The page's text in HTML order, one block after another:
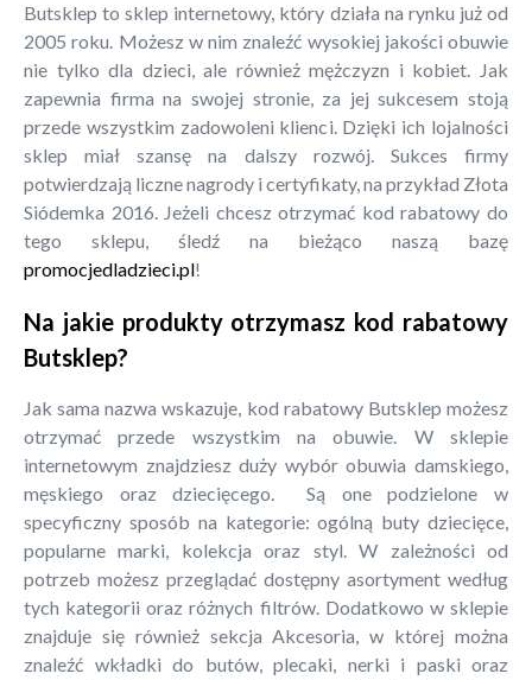
Butsklep to sklep internetowy, który działa na rynku już od
2005 roku. Możesz w nim znaleźć wysokiej jakości obuwie
nie tylko dla dzieci, ale również mężczyzn i kobiet. Jak
zapewnia firma na swojej stronie, za jej sukcesem stoją
przede wszystkim zadowoleni klienci. Dzięki ich lojalności
sklep miał szansę na dalszy rozwój. Sukces firmy
potwierdzają liczne nagrody i certyfikaty, na przykład Złota
Siódemka 2016. Jeżeli chcesz otrzymać kod rabatowy do
tego sklepu, śledź na bieżąco naszą bazę
promocjedladzieci.pl!
Na jakie produkty otrzymasz kod rabatowy
Butsklep?
Jak sama nazwa wskazuje, kod rabatowy Butsklep możesz
otrzymać przede wszystkim na obuwie. W sklepie
internetowym znajdziesz duży wybór obuwia damskiego,
męskiego oraz dziecięcego. Są one podzielone w
specyficzny sposób na kategorie: ogólną buty dziecięce,
popularne marki, kolekcja oraz styl. W zależności od
potrzeb możesz przeglądać dostępny asortyment według
tych kategorii oraz różnych filtrów. Dodatkowo w sklepie
znajduje się również sekcja Akcesoria, w której można
znaleźć wkładki do butów, plecaki, nerki i paski oraz